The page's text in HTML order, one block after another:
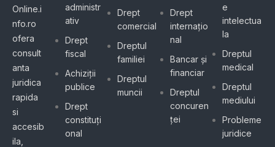
Online.i
nfo.ro
ofera
consult
anta
juridica
rapida
si
accesib
ila,
administr
ativ
Drept
fiscal
Achiziții
publice
Drept
constituți
onal
Drept
comercial
Dreptul
familiei
Dreptul
muncii
Drept
internațio
nal
Bancar și
financiar
Dreptul
concuren
ței
e
intelectua
la
Dreptul
medical
Dreptul
mediului
Probleme
juridice